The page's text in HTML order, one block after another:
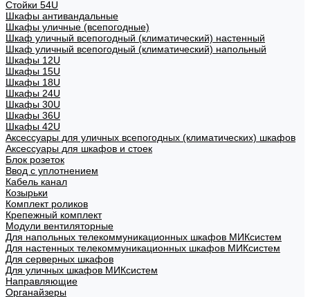
Стойки 54U
Шкафы антивандальные
Шкафы уличные (всепогодные)
Шкаф уличный всепогодный (климатический) настенный
Шкаф уличный всепогодный (климатический) напольный
Шкафы 12U
Шкафы 15U
Шкафы 18U
Шкафы 24U
Шкафы 30U
Шкафы 36U
Шкафы 42U
Аксессуары для уличных всепогодных (климатических) шкафов
Аксессуары для шкафов и стоек
Блок розеток
Ввод с уплотнением
Кабель канал
Козырьки
Комплект роликов
Крепежный комплект
Модули вентиляторные
Для напольных телекоммуникационных шкафов МИКсистем
Для настенных телекоммуникационных шкафов МИКсистем
Для серверных шкафов
Для уличных шкафов МИКсистем
Направляющие
Органайзеры